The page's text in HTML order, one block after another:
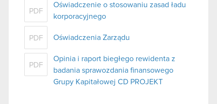
PDF
Oświadczenie o stosowaniu zasad ładu
korporacyjnego
PDF Oświadczenia Zarządu
PDF
Opinia i raport biegłego rewidenta z
badania sprawozdania finansowego
Grupy Kapitałowej CD PROJEKT